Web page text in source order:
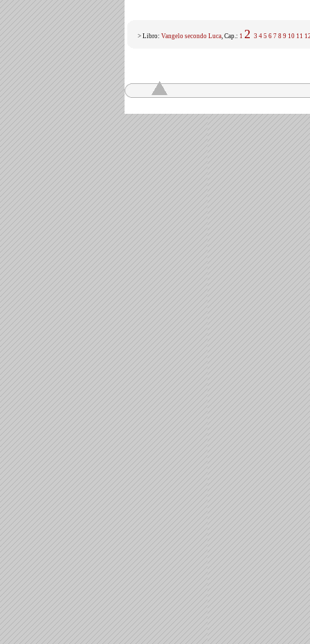
> Libro: Vangelo secondo Luca, Cap.: 1 2 3 4 5 6 7 8 9 10 11